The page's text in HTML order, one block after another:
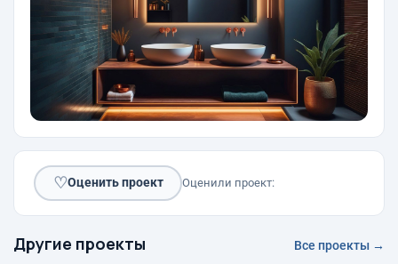
♡Оценить проект Оценили проект:
Другие проекты Все проекты →